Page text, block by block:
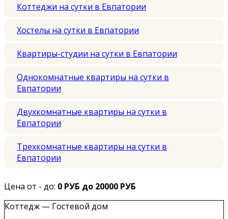
Коттеджи на сутки в Евпатории
Хостелы на сутки в Евпатории
Квартиры-студии на сутки в Евпатории
Однокомнатные квартиры на сутки в
Евпатории
Двухкомнатные квартиры на сутки в
Евпатории
Трехкомнатные квартиры на сутки в
Евпатории
Цена от - до: 0 РУБ до 20000 РУБ
Коттедж — Гостевой дом